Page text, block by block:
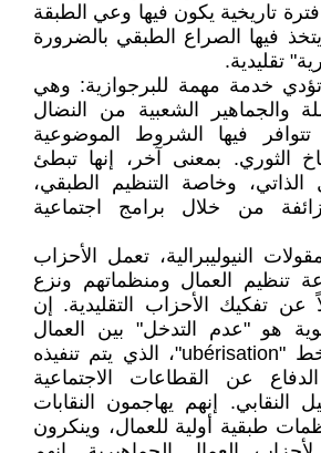
تاريخية يكون فيها وعي الطبقة
فيها الصراع الطبقي بالضرورة
تقليدية.
خدمة مهمة للبرجوازية: وهي
والجماهير الشعبية من النضال
فيها الشروط الموضوعية
الثوري. بمعنى آخر، إنها تبطئ
وخاصة التنظيم الطبقي،
زائفة من خلال برامج اجتماعية
النيوليبرالية، تعمل الأحزاب
تنظيم العمال ومنظماتهم ونزع
عن تفكيك الأحزاب التقليدية. إن
هو "عدم التدخل" بين العمال
وأرباب العمل، هو خط "ubérisation"، الذي يتم تنفيذه
عن القطاعات الاجتماعية
النقابي. إنهم يهاجمون النقابات
طبقية أولية للعمال، وينكرون